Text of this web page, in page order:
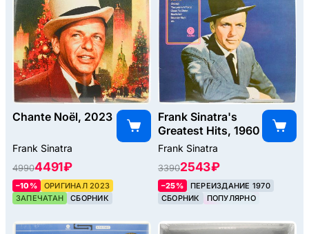
Chante Noël, 2023
Frank Sinatra
49904491 ₽
–10%
ОРИГИНАЛ 2023
ЗАПЕЧАТАН
СБОРНИК
Frank Sinatra's
Greatest Hits, 1960
Frank Sinatra
33902543 ₽
–25%
ПЕРЕИЗДАНИЕ 1970
СБОРНИК
ПОПУЛЯРНО